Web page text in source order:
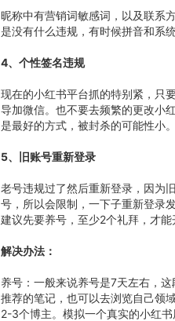
昵称中有营销词敏感词，以及联系
是没有什么违规，有时候拼音和系
4、个性签名违规
现在的小红书平台抓的特别紧，只
导加微信。也不要去频繁的更改小
是最好的方式，被封杀的可能性小
5、旧账号重新登录
老号违规过了然后重新登录，因为
号，所以会限制，一下子重新登录
建议先要养号，至少2个礼拜，才
解决办法：
养号：一般来说养号是7天左右，
推荐的笔记，也可以去浏览自己领
2-3个博主。模拟一个真实的小红